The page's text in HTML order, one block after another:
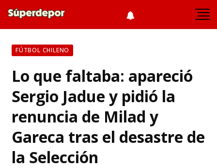
FÚTBOL CHILENO
Lo que faltaba: apareció
Sergio Jadue y pidió la
renuncia de Milad y
Gareca tras el desastre de
la Selección